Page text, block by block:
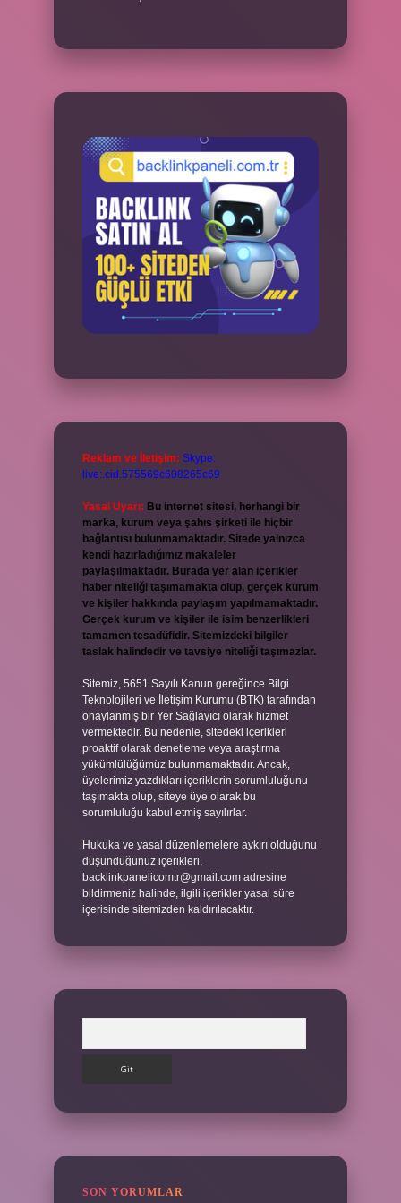
Reklam ve İletişim: Skype:
live:.cid.575569c608265c69
Yasal Uyarı: Bu internet sitesi, herhangi bir
marka, kurum veya şahıs şirketi ile hiçbir
bağlantısı bulunmamaktadır. Sitede yalnızca
kendi hazırladığımız makaleler
paylaşılmaktadır. Burada yer alan içerikler
haber niteliği taşımamakta olup, gerçek kurum
ve kişiler hakkında paylaşım yapılmamaktadır.
Gerçek kurum ve kişiler ile isim benzerlikleri
tamamen tesadüfidir. Sitemizdeki bilgiler
taslak halindedir ve tavsiye niteliği taşımazlar.
Sitemiz, 5651 Sayılı Kanun gereğince Bilgi
Teknolojileri ve İletişim Kurumu (BTK) tarafından
onaylanmış bir Yer Sağlayıcı olarak hizmet
vermektedir. Bu nedenle, sitedeki içerikleri
proaktif olarak denetleme veya araştırma
yükümlülüğümüz bulunmamaktadır. Ancak,
üyelerimiz yazdıkları içeriklerin sorumluluğunu
taşımakta olup, siteye üye olarak bu
sorumluluğu kabul etmiş sayılırlar.
Hukuka ve yasal düzenlemelere aykırı olduğunu
düşündüğünüz içerikleri,
backlinkpanelicomtr@gmail.com adresine
bildirmeniz halinde, ilgili içerikler yasal süre
içerisinde sitemizden kaldırılacaktır.
SON YORUMLAR